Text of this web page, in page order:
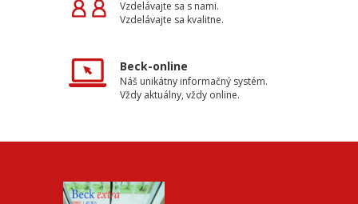
Vzdelávajte sa s nami.
Vzdelávajte sa kvalitne.
Beck-online
Náš unikátny informačný systém.
Vždy aktuálny, vždy online.